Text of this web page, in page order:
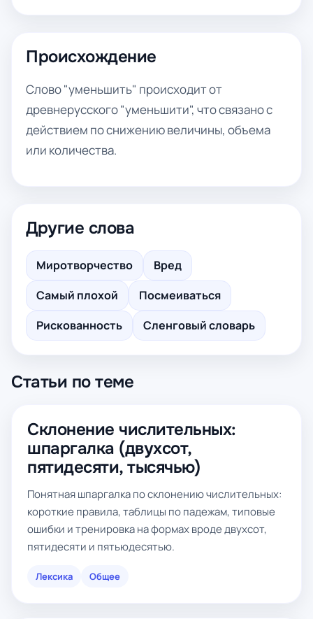
Происхождение
Слово "уменьшить" происходит от
древнерусского "уменьшити", что связано с
действием по снижению величины, объема
или количества.
Другие слова
Миротворчество
Вред
Самый плохой
Посмеиваться
Рискованность
Сленговый словарь
Статьи по теме
Склонение числительных:
шпаргалка (двухсот,
пятидесяти, тысячью)
Понятная шпаргалка по склонению числительных:
короткие правила, таблицы по падежам, типовые
ошибки и тренировка на формах вроде двухсот,
пятидесяти и пятьюдесятью.
Лексика Общее